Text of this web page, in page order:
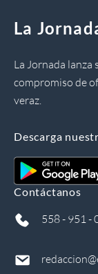
La
La Jornada
compromiso de
veraz.
Descarga
Contáctanos
558 - 951 -